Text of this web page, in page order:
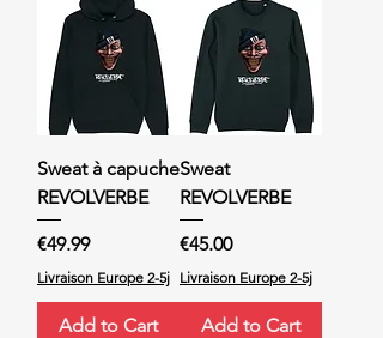
Sweat à capuche
REVOLVERBE
Price
€49.99
Livraison Europe 2-5j
Add to Cart
Sweat
REVOLVERBE
Price
€45.00
Livraison Europe 2-5j
Add to Cart